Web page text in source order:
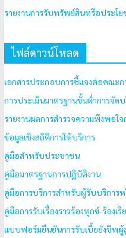
รายงานการรับทรัพย์สินหรือประโย
ไฟล์ดาวน์โหลด
เอกสารประกอบการชี้แจงต่อคณะก
การประเมินมาตรฐานขั้นต่ำการจัด
รายงานผลการสำรวจความพึงพอใจ
ข้อมูลเชิงสถิติการให้บริการ
คู่มือสำหรับประชาชน
คู่มือมาตรฐานการปฏิบัติงาน
คู่มือการบริการสำหรับผู้รับบริการ
คู่มือการรับเรื่องราวร้องทุกข์-ร้องเรี
แบบฟอร์มยืนยันการรับเบี้ยยังชีพผู้